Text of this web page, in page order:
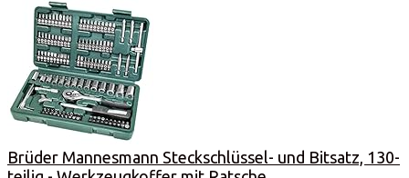
Brüder Mannesmann Steckschlüssel- und Bitsatz, 130-